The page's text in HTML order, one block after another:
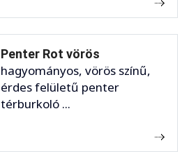
Penter Rot vörös
hagyományos, vörös színű,
érdes felületű penter
térburkoló ...